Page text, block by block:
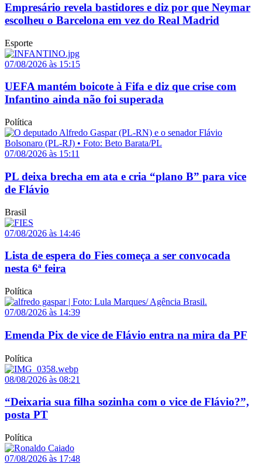
Empresário revela bastidores e diz por que Neymar
escolheu o Barcelona em vez do Real Madrid
Esporte
07/08/2026 às 15:15
UEFA mantém boicote à Fifa e diz que crise com
Infantino ainda não foi superada
Política
07/08/2026 às 15:11
PL deixa brecha em ata e cria “plano B” para vice
de Flávio
Brasil
07/08/2026 às 14:46
Lista de espera do Fies começa a ser convocada
nesta 6ª feira
Política
07/08/2026 às 14:39
Emenda Pix de vice de Flávio entra na mira da PF
Política
08/08/2026 às 08:21
“Deixaria sua filha sozinha com o vice de Flávio?”,
posta PT
Política
07/08/2026 às 17:48